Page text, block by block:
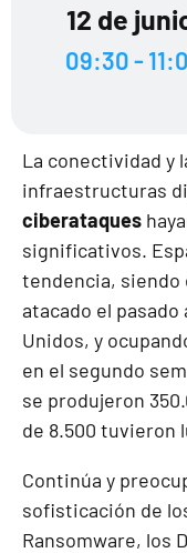
12 de
09:30 -
La conectividad y
infraestructuras
ciberataques
significativos.
tendencia, siendo
atacado el
Unidos, y
en el segundo
se produjeron
de 8.500 tuvieron
Continúa y
sofisticación de
Ransomware, los